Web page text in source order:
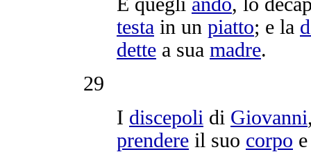
testa in un piatto; e la
dette a sua madre.
29
I discepoli di Giovanni
prendere il suo corpo